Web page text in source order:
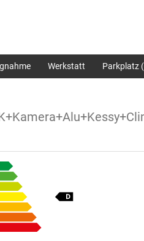
Werkstatt Parkplatz (